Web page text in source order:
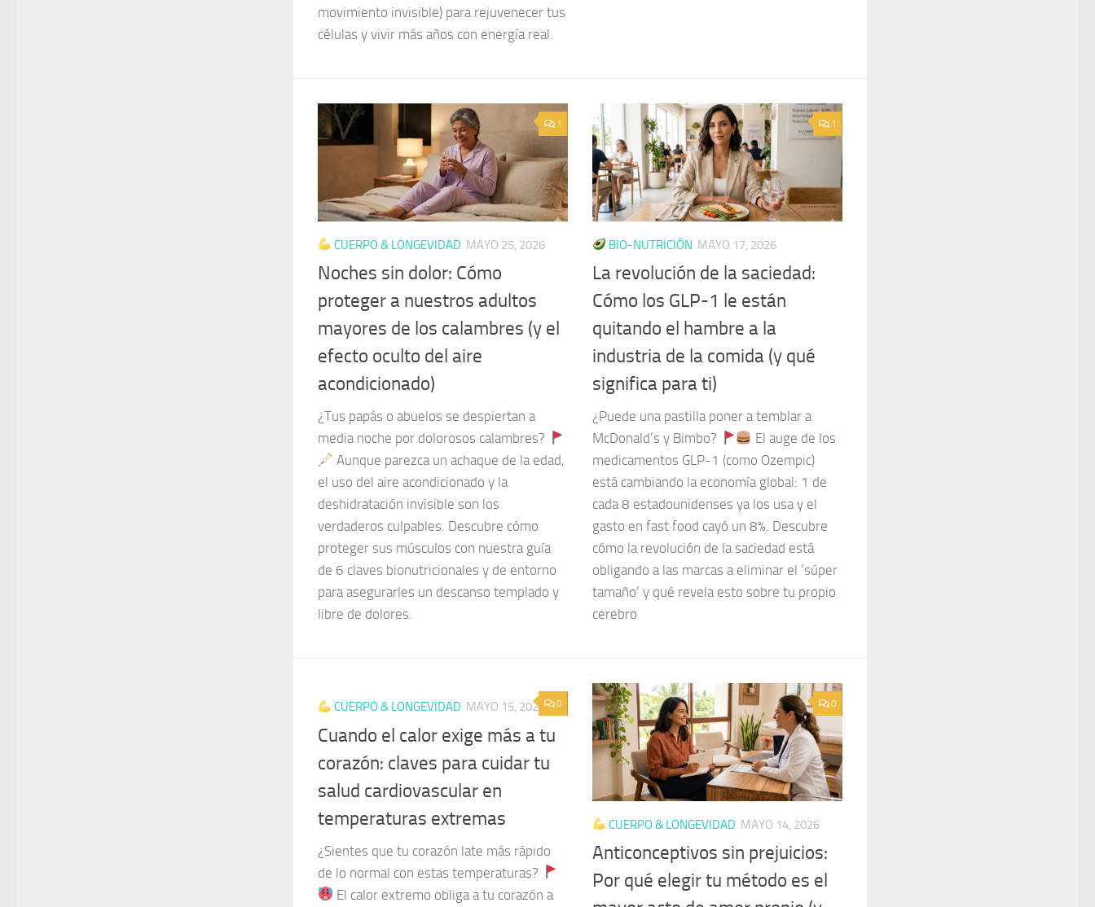
movimiento invisible) para rejuvenecer tus
células y vivir más años con energía real.
1
CUERPO & LONGEVIDAD MAYO 25, 2026
Noches sin dolor: Cómo
proteger a nuestros adultos
mayores de los calambres (y el
efecto oculto del aire
acondicionado)
¿Tus papás o abuelos se despiertan a
media noche por dolorosos calambres?
Aunque parezca un achaque de la edad,
el uso del aire acondicionado y la
deshidratación invisible son los
verdaderos culpables. Descubre cómo
proteger sus músculos con nuestra guía
de 6 claves bionutricionales y de entorno
para asegurarles un descanso templado y
libre de dolores.
1
BIO-NUTRICIÓN MAYO 17, 2026
La revolución de la saciedad:
Cómo los GLP-1 le están
quitando el hambre a la
industria de la comida (y qué
significa para ti)
¿Puede una pastilla poner a temblar a
McDonald’s y Bimbo?
El auge de los
medicamentos GLP-1 (como Ozempic)
está cambiando la economía global: 1 de
cada 8 estadounidenses ya los usa y el
gasto en fast food cayó un 8%. Descubre
cómo la revolución de la saciedad está
obligando a las marcas a eliminar el ‘súper
tamaño’ y qué revela esto sobre tu propio
cerebro
0
CUERPO & LONGEVIDAD MAYO 15, 2026
Cuando el calor exige más a tu
corazón: claves para cuidar tu
salud cardiovascular en
temperaturas extremas
¿Sientes que tu corazón late más rápido
de lo normal con estas temperaturas?
El calor extremo obliga a tu corazón a
0
CUERPO & LONGEVIDAD MAYO 14, 2026
Anticonceptivos sin prejuicios:
Por qué elegir tu método es el